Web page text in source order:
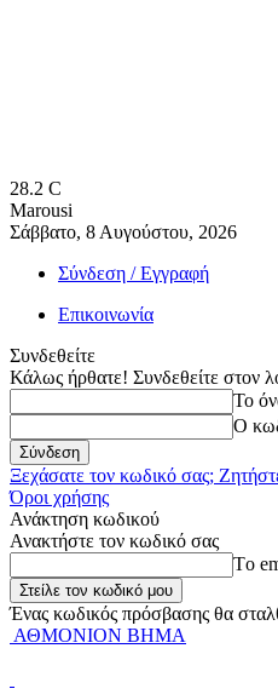
28.2 C
Marousi
Σάββατο, 8 Αυγούστου, 2026
Σύνδεση / Εγγραφή
Επικοινωνία
Συνδεθείτε
Κάλως ήρθατε! Συνδεθείτε στον
Το
Ο
Ξεχάσατε τον κωδικό σας;
Όροι χρήσης
Ανάκτηση κωδικού
Ανακτήστε τον κωδικό σας
Tο
Ένας κωδικός πρόσβασης θα
ΑΘΜΟΝΙΟΝ ΒΗΜΑ